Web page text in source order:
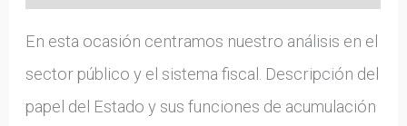
En esta ocasión centramos nuestro análisis en el
sector público y el sistema fiscal. Descripción del
papel del Estado y sus funciones de acumulación